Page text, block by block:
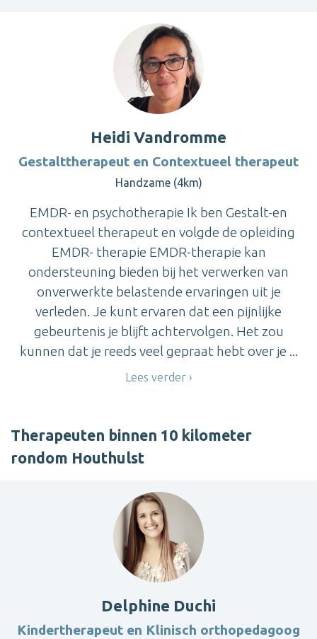
Heidi Vandromme
Gestalttherapeut en Contextueel therapeut
Handzame (4km)
EMDR- en psychotherapie Ik ben Gestalt-en
contextueel therapeut en volgde de opleiding
EMDR- therapie EMDR-therapie kan
ondersteuning bieden bij het verwerken van
onverwerkte belastende ervaringen uit je
verleden. Je kunt ervaren dat een pijnlijke
gebeurtenis je blijft achtervolgen. Het zou
kunnen dat je reeds veel gepraat hebt over je ...
Lees verder
Therapeuten binnen 10 kilometer
rondom Houthulst
Delphine Duchi
Kindertherapeut en Klinisch orthopedagoog